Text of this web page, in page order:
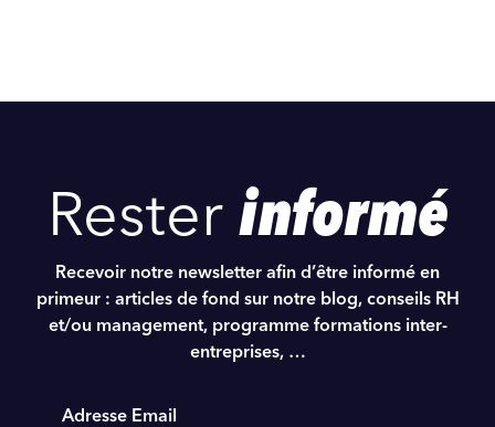
Rester informé
Recevoir notre newsletter afin d’être informé en
primeur : articles de fond sur notre blog, conseils RH
et/ou management, programme formations inter-
entreprises, …
Adresse Email